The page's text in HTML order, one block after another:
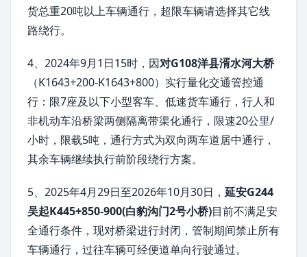
货总重20吨以上车辆通行，超限车辆请选择其它线
路绕行。
4、2024年9月1日15时，因对G108洋县湑水河大桥
（K1643+200-K1643+800）实行量化交通管控通
行：限7座及以下小型客车、低速货车通行，行人和
非机动车沿桥梁两侧隔离带渠化通行，限速20公里/
小时，限载5吨，通行方式为双向两车道居中通行，
其余车辆继续执行前阶段绕行方案。
5、2025年4月29日至2026年10月30日， 延安G244
吴起K445+850-900(白豹沟门2号小桥)目前不满足安
全通行条件，现对桥梁进行封闭，管制期间禁止所有
车辆通行，过往车辆可经便道单向行驶通过。